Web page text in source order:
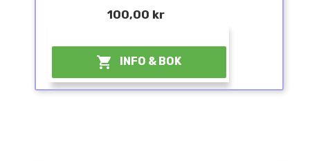
100,00 kr
 INFO & BOK